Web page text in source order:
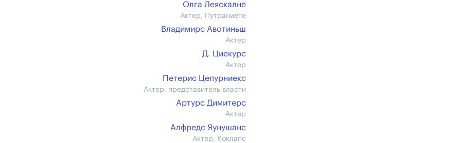
Олга Леяскалне
Актер, Путраниете
Владимирс Авотиньш
Актер
Д. Циекурс
Актер
Петерис Цепурниекc
Актер, представитель власти
Артурс Димитерс
Актер
Алфредс Яунушанс
Актер, Коклапс